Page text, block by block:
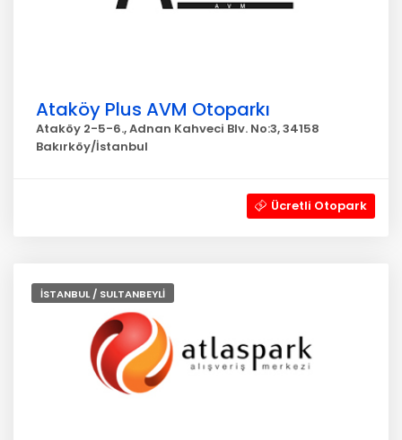
Ataköy Plus AVM Otoparkı
Ataköy 2-5-6., Adnan Kahveci Blv. No:3, 34158
Bakırköy/İstanbul
Ücretli Otopark
İSTANBUL / SULTANBEYLİ